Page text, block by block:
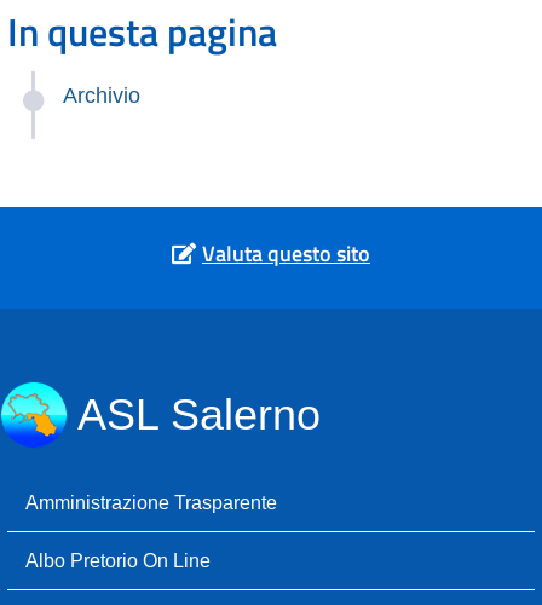
In questa pagina
Archivio
Valuta questo sito
ASL Salerno
Amministrazione Trasparente
Albo Pretorio On Line